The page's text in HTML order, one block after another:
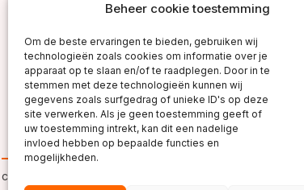
Beheer cookie toestemming
Om de beste ervaringen te bieden, gebruiken wij
technologieën zoals cookies om informatie over je
apparaat op te slaan en/of te raadplegen. Door in te
stemmen met deze technologieën kunnen wij
gegevens zoals surfgedrag of unieke ID's op deze
site verwerken. Als je geen toestemming geeft of
uw toestemming intrekt, kan dit een nadelige
invloed hebben op bepaalde functies en
mogelijkheden.
copyright ©2026